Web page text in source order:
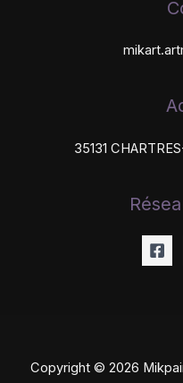
35131
Copyright © 2026